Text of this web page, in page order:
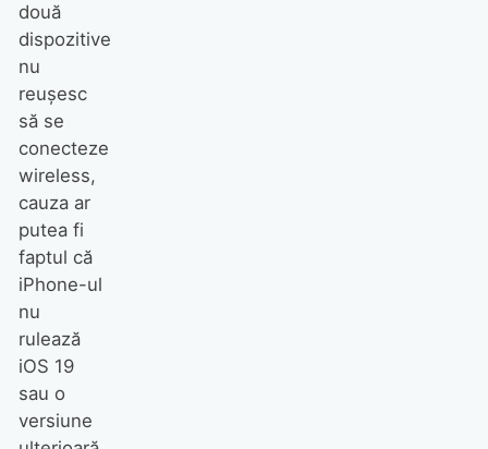
două
dispozitive
nu
reușesc
să se
conecteze
wireless,
cauza ar
putea fi
faptul că
iPhone-ul
nu
rulează
iOS 19
sau o
versiune